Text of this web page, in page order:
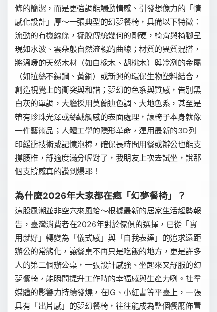
條的簡潔，而是更強調能觸動情感、引發想像力的「情
感化設計」厚～一張典型的幻夢餐椅，具備以下特徵：
流動的有機線條，擺脫傳統幾何的剛硬，椅背與椅腳呈
現如水波、雲朵般自然流暢的曲線；材質的異質混搭，
將溫暖的天然木材（如白橡木、胡桃木）與冷冽的金屬
（如拉絲不鏽鋼、黃銅）或新興的環保生物塑料結合，
創造視覺上的衝突與和諧；夢幻的色系與質感，告別黑
白灰的單調，大膽採用莫蘭迪色調、大地色系，甚至是
帶有珍珠光澤或絲絨觸感的表面處理，讓椅子本身就像
一件藝術品；人體工學的隱形革命，運用最新的3D列
印緩衝技術或記憶泡棉，確保長時間用餐或辦公也能支
撐腰椎，舒適度滿分喔對了，我朋友上次去試坐，說那
個支撐感真的讚到爆耶！
為什麼2026年大家都在瘋「幻夢餐椅」？
這股風潮並非空穴來風蛤～根據最新的居家生活趨勢報
告，臺灣消費者在2026年對於傢俱的選擇，已從「實
用就好」轉變為「儀式感」與「自我表達」的追求遠距
辦公的常態化，讓餐桌不再只是吃飯的地方，更是許多
人的第二個辦公桌，一張設計感強、坐起來又舒服的幻
夢餐椅，能瞬間提升工作時的幸福感與生產力咧。社羣
媒體的影響力持續發燒，在IG、小紅書等平臺上，一張
具有「出片感」的夢幻餐椅，往往能成為整個餐廳佈置